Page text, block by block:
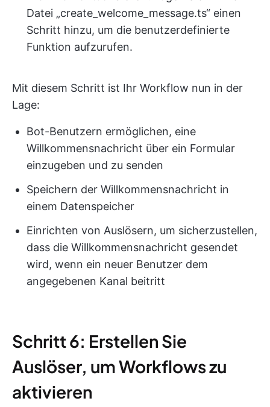
Datei „create_welcome_message.ts“ einen
Schritt hinzu, um die benutzerdefinierte
Funktion aufzurufen.
Mit diesem Schritt ist Ihr Workflow nun in der
Lage:
Bot-Benutzern ermöglichen, eine
Willkommensnachricht über ein Formular
einzugeben und zu senden
Speichern der Willkommensnachricht in
einem Datenspeicher
Einrichten von Auslösern, um sicherzustellen,
dass die Willkommensnachricht gesendet
wird, wenn ein neuer Benutzer dem
angegebenen Kanal beitritt
Schritt 6: Erstellen Sie
Auslöser, um Workflows zu
aktivieren